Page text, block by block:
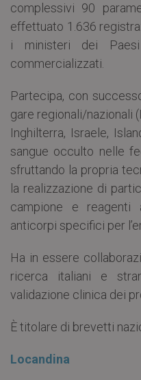
complessivi 90
effettuato 1.636
i ministeri dei
commercializzati.
Partecipa, con
gare regionali/nazionali
Inghilterra, Israele,
sangue occulto nelle
sfruttando la propria
la realizzazione di
campione e reagenti
anticorpi specifici per
Ha in essere
ricerca italiani e
validazione clinica dei
È titolare di brevetti
Locandina